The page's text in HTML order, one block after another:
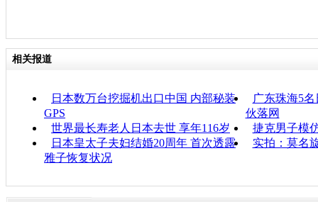
相关报道
日本数万台挖掘机出口中国 内部秘装
GPS
广东珠海5
伙落网
世界最长寿老人日本去世 享年116岁
捷克男子模
日本皇太子夫妇结婚20周年 首次透露
雅子恢复状况
实拍：莫名